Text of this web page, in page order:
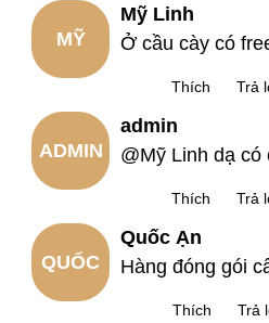
MỸ
LINH
Mỹ Linh
Ở cầu cày có
Thích Trả
ADMIN
admin
@Mỹ Linh dạ có
Thích Trả
QUỐC
Quốc Ạn
Hàng đóng gói
Thích Trả